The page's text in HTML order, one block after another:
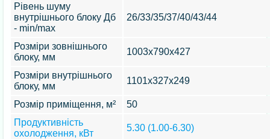
Рівень шуму
внутрішнього блоку Дб
- min/max
26/33/35/37/40/43/44
Розміри зовнішнього
блоку, мм
1003х790х427
Розміри внутрішнього
блоку, мм
1101х327х249
Розмір приміщення, м²
50
Продуктивність
охолодження, кВт
5.30 (1.00-6.30)